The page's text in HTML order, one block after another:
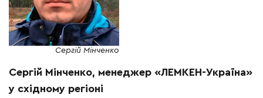
Сергій Мінченко
Сергій Мінченко, менеджер «ЛЕМКЕН-Україна»
у східному регіоні